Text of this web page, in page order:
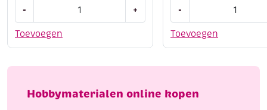
Toevoegen
-
kit
3
+
Toevoegen
-
do
-
butterfly
Hobbymaterialen online kopen